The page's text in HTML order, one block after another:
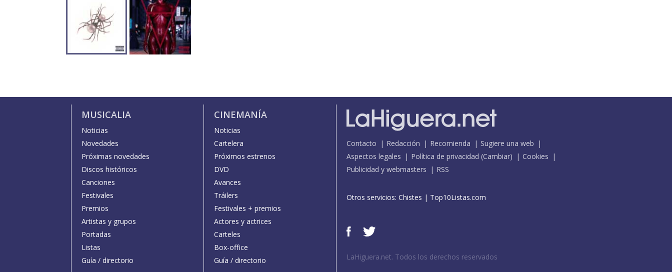
MUSICALIA
Noticias
Novedades
Próximas novedades
Discos históricos
Canciones
Festivales
Premios
Artistas y grupos
Portadas
Listas
Guía / directorio
CINEMANÍA
Noticias
Cartelera
Próximos estrenos
DVD
Avances
Tráilers
Festivales + premios
Actores y actrices
Carteles
Box-office
Guía / directorio
Contacto Redacción Recomienda
Sugiere una web
Aspectos legales
Política de privacidad (Cambiar)
Cookies
Publicidad y webmasters
RSS
Otros servicios: Chistes | Top10Listas.com
LaHiguera.net. Todos los derechos reservados